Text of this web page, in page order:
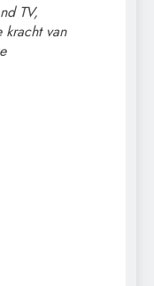
TV,
kracht van